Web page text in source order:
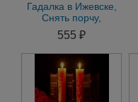
Гадалка в Ижевске,
Снять порчу,
Экстрасенс,
Магические услуги
Приворот
555 ₽